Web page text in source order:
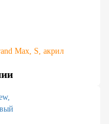
Max, S, акрил